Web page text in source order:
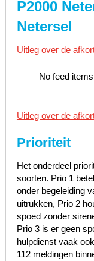
P2000
Netersel
Uitleg over de
No feed
Uitleg over de
Prioriteit
Het onderdeel
soorten. Prio 1
onder begeleiding
uitrukken, Prio 2
spoed zonder
Prio 3 is er geen
hulpdienst vaak
112 meldingen